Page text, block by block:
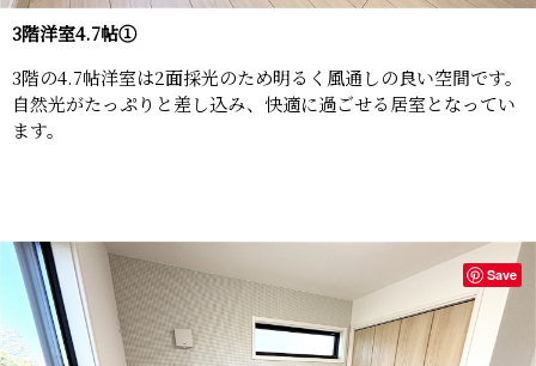
3階洋室4.7帖①
3階の4.7帖洋室は2面採光のため明るく風通しの良い空間です。
自然光がたっぷりと差し込み、快適に過ごせる居室となってい
ます。
Save